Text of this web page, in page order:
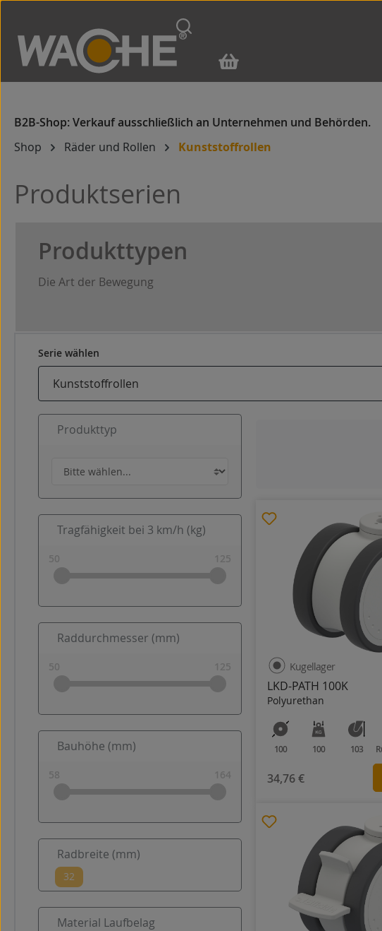
Zur Hauptnavigation springen
Shop Räder und Rollen Kunststoffrollen
Produktserien
Produkttypen
Die Art der Bewegung
Serie wählen
Produkttyp
Tragfähigkeit bei 3 km/h (kg)
Raddurchmesser (mm)
Bauhöhe (mm)
Radbreite (mm)
Material Laufbelag
LKD-PATH 100K
Polyurethan
Kugellager
100 100 103
34,76 €